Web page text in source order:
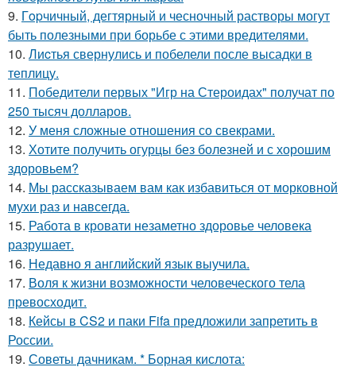
9. Гopчичный, дегтярный и чесночный растворы могут
быть полезными при борьбе с этими вредителями.
10. Лиcтья свернулись и побелели после высадки в
теплицу.
11. Победители первых "Игр на Стероидах" получат по
250 тысяч долларов.
12. У меня сложные отношения со свекрами.
13. Хотите получить огурцы без болезней и с хорошим
здоровьем?
14. Мы рассказываем вам как избавиться от морковной
мухи раз и навсегда.
15. Работа в кровати незаметно здоровье человека
разрушает.
16. Недавно я английский язык выучила.
17. Воля к жизни возможности человеческого тела
превосходит.
18. Кейсы в CS2 и паки Fifa предложили запретить в
России.
19. Советы дачникам. * Борная кислота: